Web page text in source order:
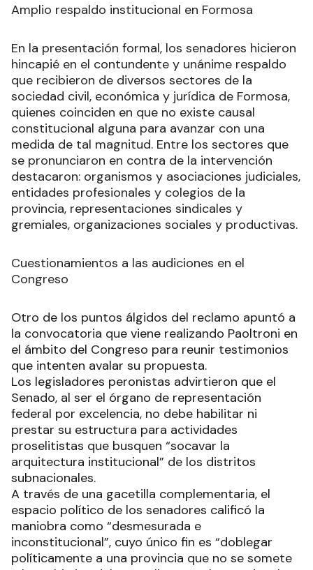
Amplio respaldo institucional en Formosa
En la presentación formal, los senadores hicieron
hincapié en el contundente y unánime respaldo
que recibieron de diversos sectores de la
sociedad civil, económica y jurídica de Formosa,
quienes coinciden en que no existe causal
constitucional alguna para avanzar con una
medida de tal magnitud. Entre los sectores que
se pronunciaron en contra de la intervención
destacaron: organismos y asociaciones judiciales,
entidades profesionales y colegios de la
provincia, representaciones sindicales y
gremiales, organizaciones sociales y productivas.
Cuestionamientos a las audiciones en el
Congreso
Otro de los puntos álgidos del reclamo apuntó a
la convocatoria que viene realizando Paoltroni en
el ámbito del Congreso para reunir testimonios
que intenten avalar su propuesta.
Los legisladores peronistas advirtieron que el
Senado, al ser el órgano de representación
federal por excelencia, no debe habilitar ni
prestar su estructura para actividades
proselitistas que busquen “socavar la
arquitectura institucional” de los distritos
subnacionales.
A través de una gacetilla complementaria, el
espacio político de los senadores calificó la
maniobra como “desmesurada e
inconstitucional”, cuyo único fin es “doblegar
políticamente a una provincia que no se somete